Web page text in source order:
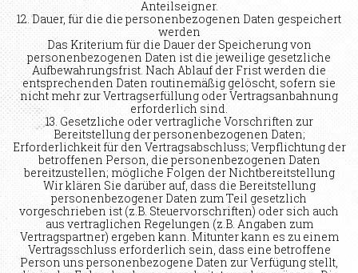
Anteilseigner.
12. Dauer, für die die personenbezogenen Daten gespeichert
werden
Das Kriterium für die Dauer der Speicherung von
personenbezogenen Daten ist die jeweilige gesetzliche
Aufbewahrungsfrist. Nach Ablauf der Frist werden die
entsprechenden Daten routinemäßig gelöscht, sofern sie
nicht mehr zur Vertragserfüllung oder Vertragsanbahnung
erforderlich sind.
13. Gesetzliche oder vertragliche Vorschriften zur
Bereitstellung der personenbezogenen Daten;
Erforderlichkeit für den Vertragsabschluss; Verpflichtung der
betroffenen Person, die personenbezogenen Daten
bereitzustellen; mögliche Folgen der Nichtbereitstellung
Wir klären Sie darüber auf, dass die Bereitstellung
personenbezogener Daten zum Teil gesetzlich
vorgeschrieben ist (z.B. Steuervorschriften) oder sich auch
aus vertraglichen Regelungen (z.B. Angaben zum
Vertragspartner) ergeben kann. Mitunter kann es zu einem
Vertragsschluss erforderlich sein, dass eine betroffene
Person uns personenbezogene Daten zur Verfügung stellt,